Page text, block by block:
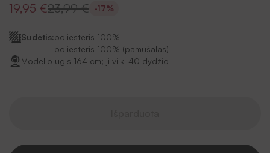
19,95 €23,99 € -17%
Sudėtis:poliesteris 100%
poliesteris 100% (pamušalas)
Modelio ūgis 164 cm; ji vilki 40 dydžio